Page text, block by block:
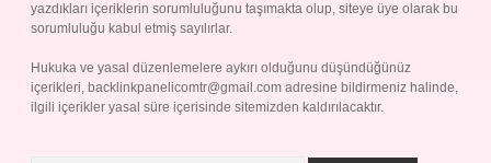
yazdıkları içeriklerin sorumluluğunu taşımakta olup, siteye üye olarak bu
sorumluluğu kabul etmiş sayılırlar.
Hukuka ve yasal düzenlemelere aykırı olduğunu düşündüğünüz
içerikleri, backlinkpanelicomtr@gmail.com adresine bildirmeniz halinde,
ilgili içerikler yasal süre içerisinde sitemizden kaldırılacaktır.